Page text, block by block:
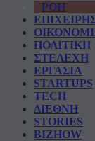
ΡΟΗ
ΠΟΛΙΤΙΚΗ
ΣΤΕΛΕΧΗ
ΕΡΓΑΣΙΑ
STARTUPS
TECH
ΔΙΕΘΝΗ
STORIES
BIZHOW